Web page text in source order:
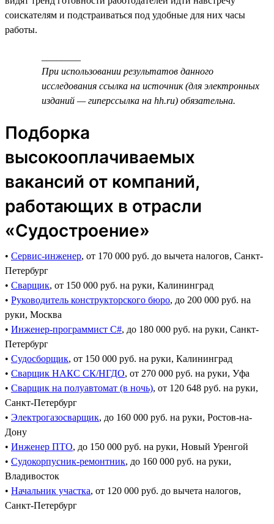
соискателям и подстраиваться под удобные для них часы
работы.
При использовании результатов данного
исследования ссылка на источник (для электронных
изданий — гиперссылка на hh.ru) обязательна.
Подборка
высокооплачиваемых
вакансий от компаний,
работающих в отрасли
«Судостроение»
• Сервис-инженер, от 170 000 руб. до вычета налогов, Санкт-
Петербург
• Сварщик, от 150 000 руб. на руки, Калининград
• Руководитель конструкторского бюро, до 200 000 руб. на
руки, Москва
• Инженер-программист C#, до 180 000 руб. на руки, Санкт-
Петербург
• Судосборщик, от 150 000 руб. на руки, Калининград
• Сварщик НАКС СК/НГДО, от 270 000 руб. на руки, Уфа
• Сварщик на полуавтомат (в ночь), от 120 648 руб. на руки,
Санкт-Петербург
• Электрогазосварщик, до 160 000 руб. на руки, Ростов-на-
Дону
• Инженер ПТО, до 150 000 руб. на руки, Новый Уренгой
• Судокорпусник-ремонтник, до 160 000 руб. на руки,
Владивосток
• Начальник участка, от 120 000 руб. до вычета налогов,
Санкт-Петербург